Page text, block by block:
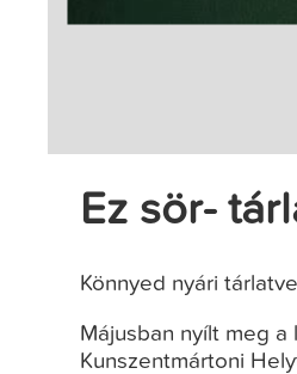
Ez sör-
Könnyed nyári
Májusban nyílt meg
Kunszentmártoni